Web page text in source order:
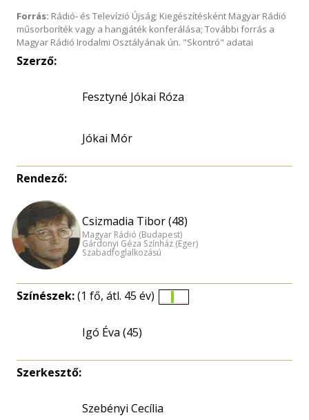
Forrás: Rádió- és Televízió Újság; Kiegészítésként Magyar Rádió
műsorboríték vagy a hangjáték konferálása; További forrás a
Magyar Rádió Irodalmi Osztályának ún. "Skontró" adatai
Szerző:
Fesztyné Jókai Róza
Jókai Mór
Rendező:
Csizmadia Tibor (48)
Magyar Rádió (Budapest)
Gárdonyi Géza Színház (Eger)
Szabadfoglalkozású
Színészek:(1 fő, átl. 45 év)
Igó Éva (45)
Szerkesztő:
Szebényi Cecília